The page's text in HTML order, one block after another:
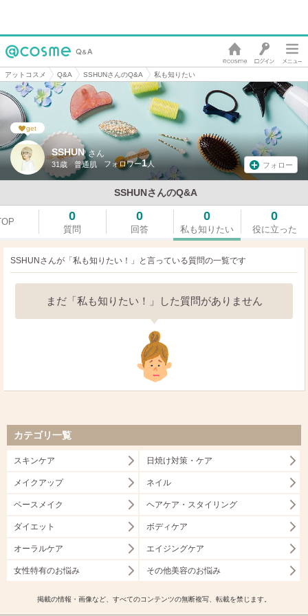
アットコスメ Q&A SSHUNさんのQ&A 私も知りたい
SSHUN さん
31歳 普通肌 1 フォロー
SSHUNさんのQ&A
get
0
質問
0
回答
0
私も知りたい
0
役に立った
SSHUNさんが「私も知りたい！」と言っている質問の一覧です
まだ「私も知りたい！」した質問がありません
カテゴリ一覧
スキンケア 日焼け対策・ケア
メイクアップ ネイル
ベースメイク ヘアケア・スタイリング
ダイエット ボディケア
オーラルケア エイジングケア
女性特有のお悩み その他美容のお悩み
掲載の情報・画像など、すべてのコンテンツの無断複写、転載を禁じます。